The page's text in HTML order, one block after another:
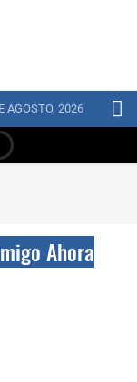
AGOSTO, 2026
Ahora